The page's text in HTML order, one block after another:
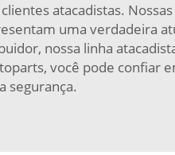
atacadistas.
uma verdadeira
nossa linha
você pode confiar
segurança.